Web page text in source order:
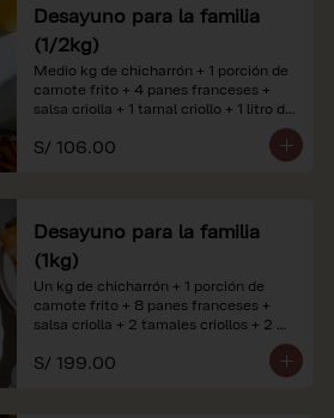
Desayuno para la familia
(1/2kg)
Medio kg de chicharrón + 1 porción de
camote frito + 4 panes franceses +
salsa criolla + 1 tamal criollo + 1 litro de
*Nuestros precios están expresados en
referenciales.
S/ 106.00
Desayuno para la familia
(1kg)
Un kg de chicharrón + 1 porción de
camote frito + 8 panes franceses +
salsa criolla + 2 tamales criollos + 2
*Nuestros precios están expresados en
S/ 199.00